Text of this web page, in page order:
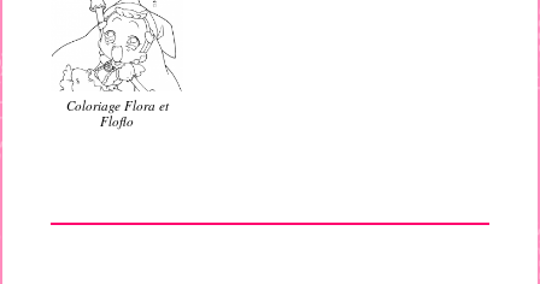
Coloriage Flora et
Floflo